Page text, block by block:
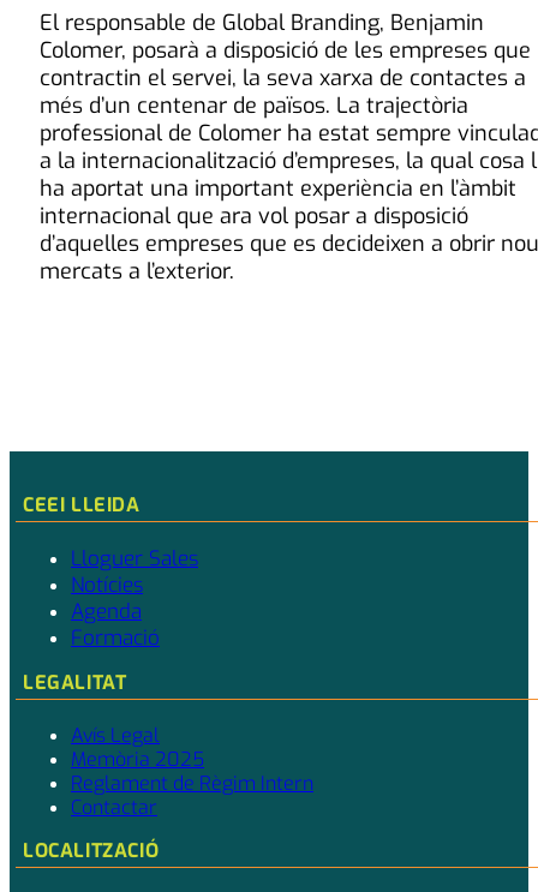
El responsable de Global Branding, Benjamin
Colomer, posarà a disposició de les empreses que
contractin el servei, la seva xarxa de contactes a
més d’un centenar de països. La trajectòria
professional de Colomer ha estat sempre
a la internacionalització d’empreses, la qual cosa
ha aportat una important experiència en l’àmbit
internacional que ara vol posar a disposició
d’aquelles empreses que es decideixen a obrir
mercats a l’exterior.
CEEI LLEIDA
Lloguer Sales
Notícies
Agenda
Formació
LEGALITAT
Avís Legal
Memòria 2025
Reglament de Règim Intern
Contactar
LOCALITZACIÓ